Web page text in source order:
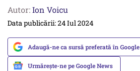
Autor:Ion Voicu
Data publicării: 24 Iul 2024
Adaugă-ne ca sursă preferată în Google
Urmărește-ne pe Google News